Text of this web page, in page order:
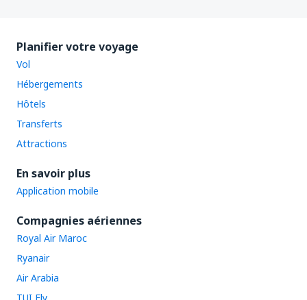
Planifier votre voyage
Vol
Hébergements
Hôtels
Transferts
Attractions
En savoir plus
Application mobile
Compagnies aériennes
Royal Air Maroc
Ryanair
Air Arabia